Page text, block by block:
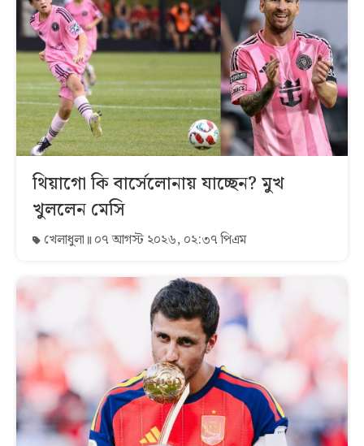
থিয়াগো কি বার্সেলোনায় যাচ্ছেন? মুখ
খুললেন মেসি
খেলাধুলা ০৭ আগস্ট ২০২৬, ০২:৩৭ পিএম